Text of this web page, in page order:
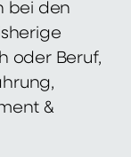
bei den
oder Beruf,
&